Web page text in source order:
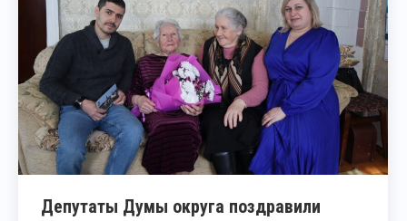
Депутаты Думы округа поздравили